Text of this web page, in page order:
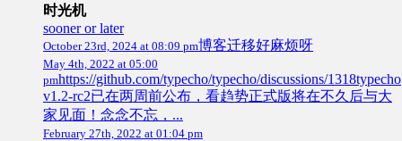
时光机
sooner or later
October 23rd, 2024 at 08:09 pm博客迁移好麻烦呀
May 4th, 2022 at 05:00
pmhttps://github.com/typecho/typecho/discussions/1318typecho
v1.2-rc2已在两周前公布，看趋势正式版将在不久后与大
家见面！念念不忘，...
February 27th, 2022 at 01:04 pm